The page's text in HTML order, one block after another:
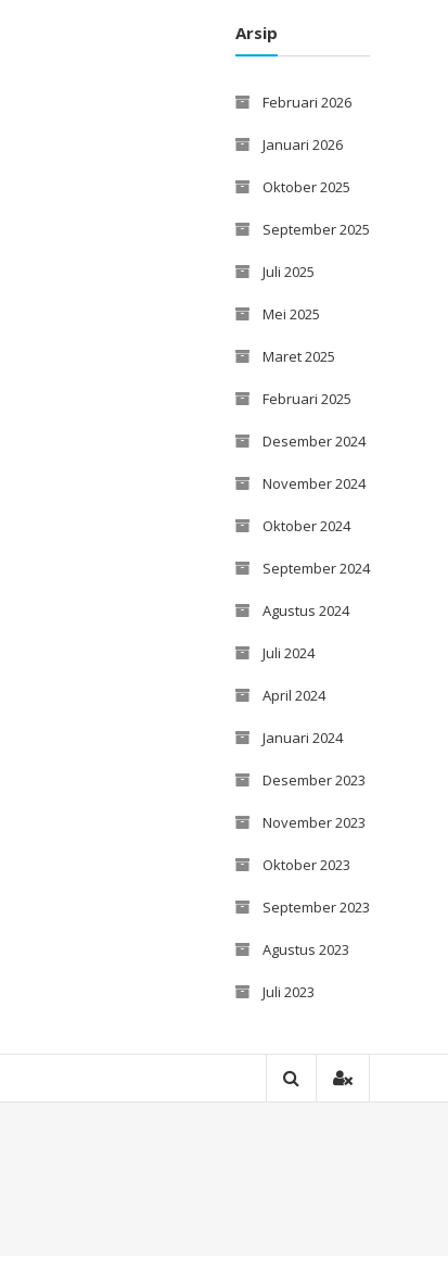
Arsip
Februari 2026
Januari 2026
Oktober 2025
September 2025
Juli 2025
Mei 2025
Maret 2025
Februari 2025
Desember 2024
November 2024
Oktober 2024
September 2024
Agustus 2024
Juli 2024
April 2024
Januari 2024
Desember 2023
November 2023
Oktober 2023
September 2023
Agustus 2023
Juli 2023